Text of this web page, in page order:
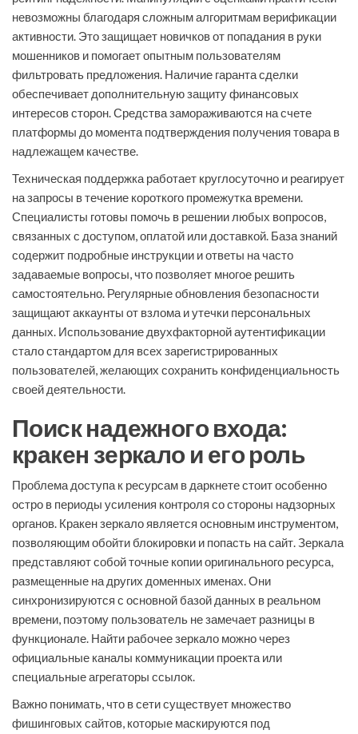
невозможны благодаря сложным алгоритмам верификации
активности. Это защищает новичков от попадания в руки
мошенников и помогает опытным пользователям
фильтровать предложения. Наличие гаранта сделки
обеспечивает дополнительную защиту финансовых
интересов сторон. Средства замораживаются на счете
платформы до момента подтверждения получения товара в
надлежащем качестве.
Техническая поддержка работает круглосуточно и реагирует
на запросы в течение короткого промежутка времени.
Специалисты готовы помочь в решении любых вопросов,
связанных с доступом, оплатой или доставкой. База знаний
содержит подробные инструкции и ответы на часто
задаваемые вопросы, что позволяет многое решить
самостоятельно. Регулярные обновления безопасности
защищают аккаунты от взлома и утечки персональных
данных. Использование двухфакторной аутентификации
стало стандартом для всех зарегистрированных
пользователей, желающих сохранить конфиденциальность
своей деятельности.
Поиск надежного входа:
кракен зеркало и его роль
Проблема доступа к ресурсам в даркнете стоит особенно
остро в периоды усиления контроля со стороны надзорных
органов. Кракен зеркало является основным инструментом,
позволяющим обойти блокировки и попасть на сайт. Зеркала
представляют собой точные копии оригинального ресурса,
размещенные на других доменных именах. Они
синхронизируются с основной базой данных в реальном
времени, поэтому пользователь не замечает разницы в
функционале. Найти рабочее зеркало можно через
официальные каналы коммуникации проекта или
специальные агрегаторы ссылок.
Важно понимать, что в сети существует множество
фишинговых сайтов, которые маскируются под